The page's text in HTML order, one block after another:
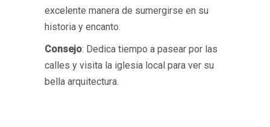
excelente manera de sumergirse en su
historia y encanto.
Consejo: Dedica tiempo a pasear por las
calles y visita la iglesia local para ver su
bella arquitectura.